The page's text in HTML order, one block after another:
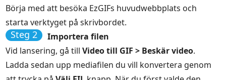
Börja med att besöka EzGIFs huvudwebbplats och
starta verktyget på skrivbordet.
Steg 2
Importera filen
Vid lansering, gå tillVideo till GIF > Beskär video.
Ladda sedan upp mediafilen du vill konvertera genom